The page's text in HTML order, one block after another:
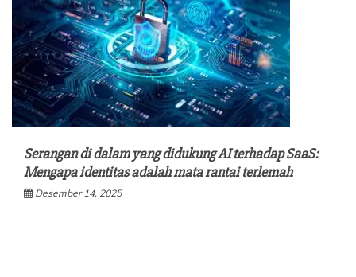
Serangan di dalam yang didukung AI terhadap SaaS:
Mengapa identitas adalah mata rantai terlemah
Desember 14, 2025